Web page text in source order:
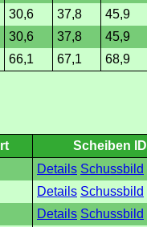
30,6 37,8 45,9
30,6 37,8 45,9
66,1 67,1 68,9
Scheiben ID
Details Schussbild
Details Schussbild
Details Schussbild